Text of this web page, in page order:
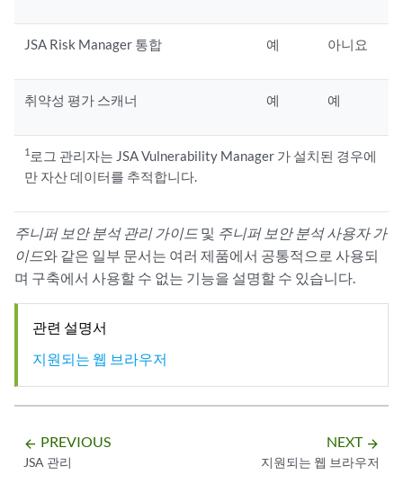
JSA Risk Manager 통합 예 아니요
취약성 평가 스캐너 예 예
1 로그 관리자는 JSA Vulnerability Manager 가 설치된 경우에
만 자산 데이터를 추적합니다.
주니퍼 보안 분석 관리 가이드 및 주니퍼 보안 분석 사용자 가
이드와 같은 일부 문서는 여러 제품에서 공통적으로 사용되
며 구축에서 사용할 수 없는 기능을 설명할 수 있습니다.
관련 설명서
지원되는 웹 브라우저
arrow_backward PREVIOUS
JSA 관리
NEXT arrow_forward
지원되는 웹 브라우저